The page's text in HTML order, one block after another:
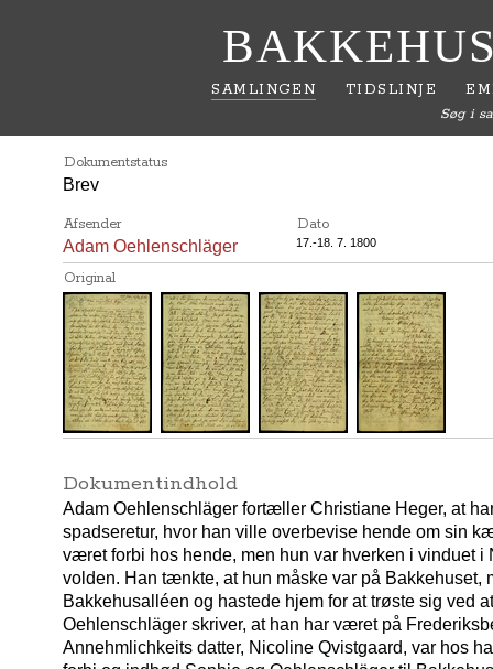
SAMLINGEN TIDSLINJE
Søg i
Dokumentstatus
Brev
Afsender Dato
Adam Oehlenschläger 17.-18. 7. 1800
Original
Dokumentindhold
Adam Oehlenschläger fortæller Christiane Heger, at
spadseretur, hvor han ville overbevise hende om sin
været forbi hos hende, men hun var hverken i vinduet i
volden. Han tænkte, at hun måske var på Bakkehuset,
Bakkehusalléen og hastede hjem for at trøste sig ved
Oehlenschläger skriver, at han har været på
Annehmlichkeits datter, Nicoline Qvistgaard, var hos